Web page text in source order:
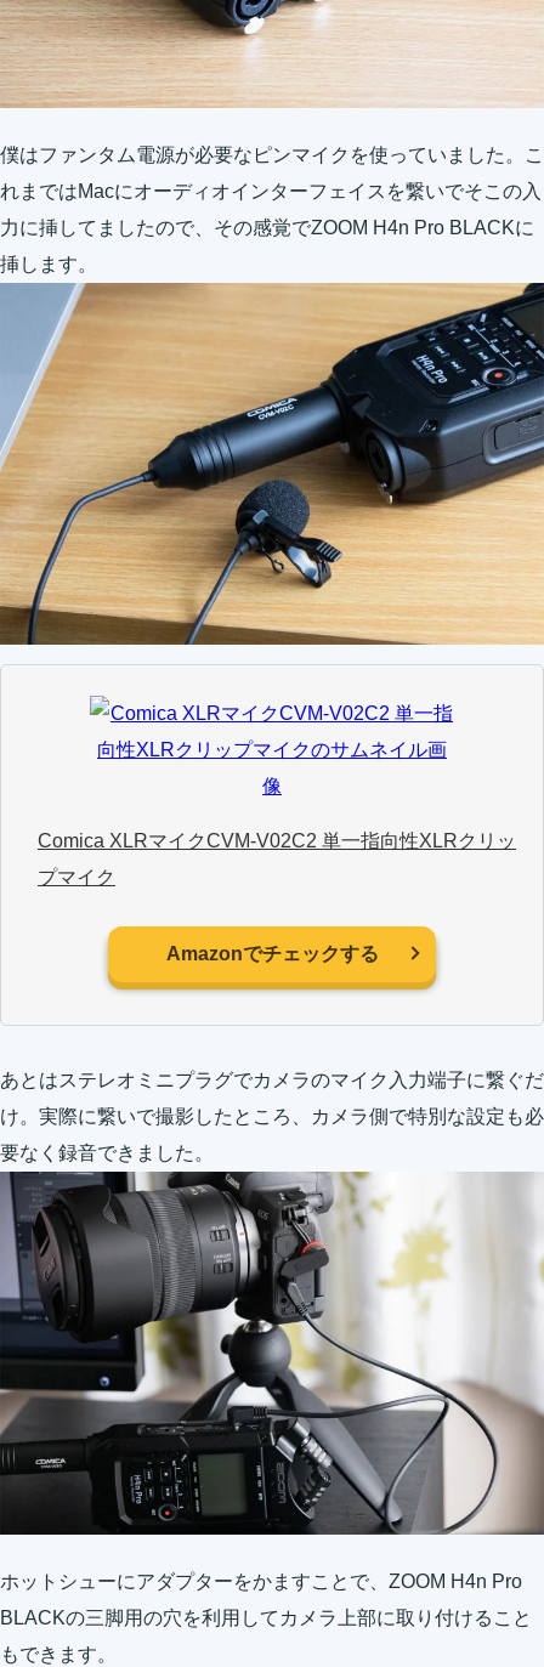
僕はファンタム電源が必要なピンマイクを使っていました。こ
れまではMacにオーディオインターフェイスを繋いでそこの入
力に挿してましたので、その感覚でZOOM H4n Pro BLACKに
挿します。
Comica XLRマイクCVM-V02C2 単一指向性XLRクリッ
プマイク
Amazonでチェックする
あとはステレオミニプラグでカメラのマイク入力端子に繋ぐだ
け。実際に繋いで撮影したところ、カメラ側で特別な設定も必
要なく録音できました。
ホットシューにアダプターをかますことで、ZOOM H4n Pro
BLACKの三脚用の穴を利用してカメラ上部に取り付けること
もできます。